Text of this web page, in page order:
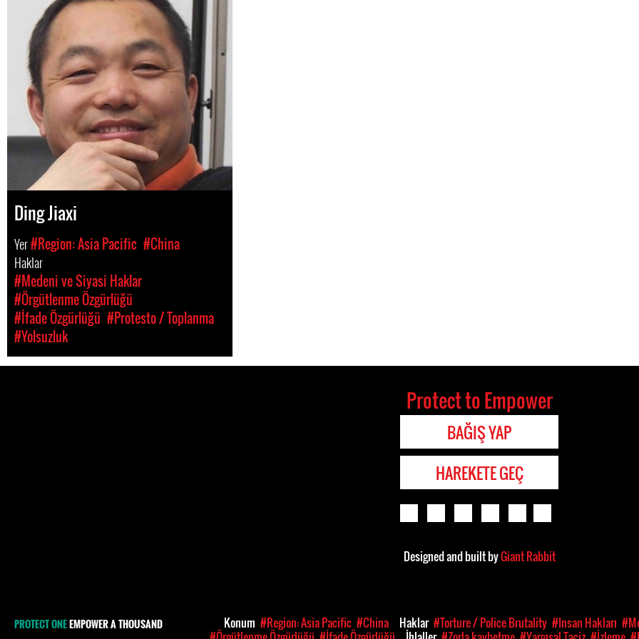
Ding Jiaxi
Yer#Region: Asia Pacific #China
Haklar
#Medeni ve Siyasi Haklar
#Örgütlenme Özgürlüğü
#İfade Özgürlüğü #Protesto / Toplanma
#Yolsuzluk
Protect to Empower
BAĞIŞ YAP
HAREKETE GEÇ
Designed and built byGiant Rabbit
PROTECT ONEEMPOWER A THOUSAND Konum #Region: Asia Pacific #China Haklar #Torture / Police Brutality #Insan Hakları